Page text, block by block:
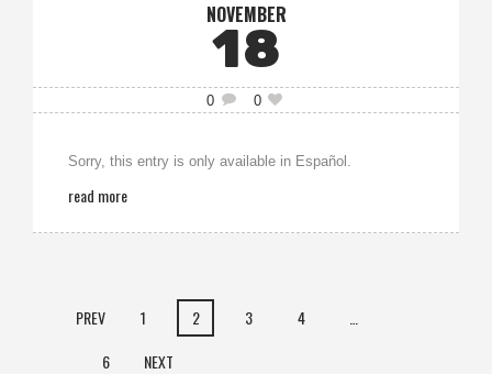
NOVEMBER
18
0 0
Sorry, this entry is only available in Español.
read more
PREV 1 2 3 4
6
NEXT